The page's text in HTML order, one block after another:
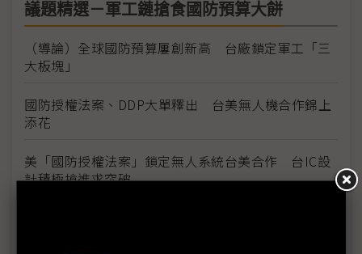
議題精選－軍工鏈搶食國防預算大餅
（導論）全球國防預算屢創新高 台廠鎖定軍工「三
大板塊」
國防授權法案、DDP大單釋出 台美無人機合作錦上
添花
美「國防授權法案」鎖定無人系統台美合作 台IC設
計積極搶進求突破